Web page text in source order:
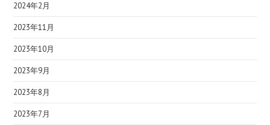
2024年2月
2023年11月
2023年10月
2023年9月
2023年8月
2023年7月